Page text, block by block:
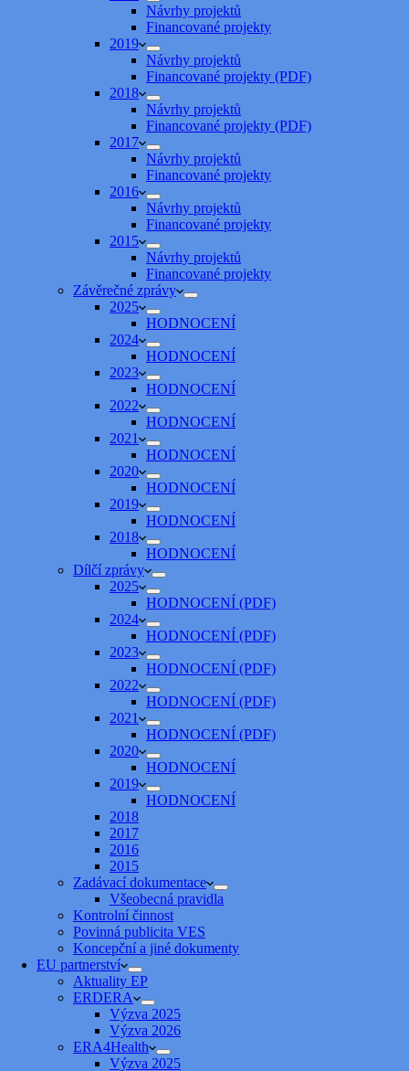
Návrhy projektů
Financované projekty
2019
Návrhy projektů
Financované projekty (PDF)
2018
Návrhy projektů
Financované projekty (PDF)
2017
Návrhy projektů
Financované projekty
2016
Návrhy projektů
Financované projekty
2015
Návrhy projektů
Financované projekty
Závěrečné zprávy
2025
HODNOCENÍ
2024
HODNOCENÍ
2023
HODNOCENÍ
2022
HODNOCENÍ
2021
HODNOCENÍ
2020
HODNOCENÍ
2019
HODNOCENÍ
2018
HODNOCENÍ
Dílčí zprávy
2025
HODNOCENÍ (PDF)
2024
HODNOCENÍ (PDF)
2023
HODNOCENÍ (PDF)
2022
HODNOCENÍ (PDF)
2021
HODNOCENÍ (PDF)
2020
HODNOCENÍ
2019
HODNOCENÍ
2018
2017
2016
2015
Zadávací dokumentace
Všeobecná pravidla
Kontrolní činnost
Povinná publicita VES
Koncepční a jiné dokumenty
EU partnerství
Aktuality EP
ERDERA
Výzva 2025
Výzva 2026
ERA4Health
Výzva 2025